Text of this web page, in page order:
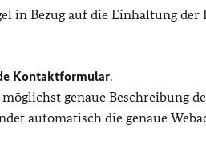
in Bezug auf die Einhaltung
Kontaktformular.
genaue Beschreibung
automatisch die genaue